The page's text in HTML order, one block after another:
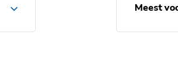
Meest